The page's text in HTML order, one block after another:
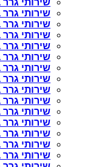
שירותי גרר
שירותי גרר
שירותי
שירותי
שירותי
שירותי גרר
שירותי
שירותי
שירותי
שירותי
שירותי גרר
שירותי
שירותי
שירותי